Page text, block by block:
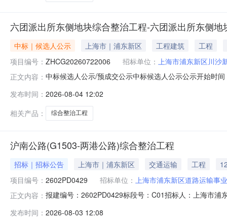
六团派出所东侧地块综合整治工程-六团派出所东侧
中标｜候选人公示 上海市｜浦东新区 工程建筑
工程
项目编号： ZHCG20260722006 招标单位： 上海市浦东新区川沙
正文内容： 中标候选人公示/预成交公示中标候选人公示公示开始时
投标报价排名六团派出所东侧地块综合整治工程
发布时间： 2026-08-04 12:02
相关产品：
综合整治工程
沪南公路(G1503-两港公路)综合整治工程
招标｜招标公告 上海市｜浦东新区 交通运输 工程
项目编号： 2602PD0429 招标单位： 上海市浦东新区道路运输事
正文内容： 报建编号：2602PD0429标段号：C01招标人：上海市
人及时通过电子交易平台下载文件。公告发布日期：
发布时间： 2026-08-03 12:08